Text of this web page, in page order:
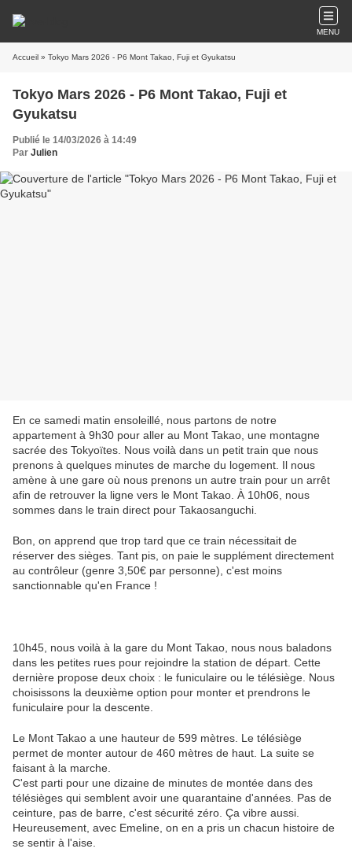
MENU
Accueil » Tokyo Mars 2026 - P6 Mont Takao, Fuji et Gyukatsu
Tokyo Mars 2026 - P6 Mont Takao, Fuji et
Gyukatsu
Publié le 14/03/2026 à 14:49
Par Julien
En ce samedi matin ensoleillé, nous partons de notre
appartement à 9h30 pour aller au Mont Takao, une montagne
sacrée des Tokyoïtes. Nous voilà dans un petit train que nous
prenons à quelques minutes de marche du logement. Il nous
amène à une gare où nous prenons un autre train pour un arrêt
afin de retrouver la ligne vers le Mont Takao. À 10h06, nous
sommes dans le train direct pour Takaosanguchi.
Bon, on apprend que trop tard que ce train nécessitait de
réserver des sièges. Tant pis, on paie le supplément directement
au contrôleur (genre 3,50€ par personne), c'est moins
sanctionnable qu'en France !
10h45, nous voilà à la gare du Mont Takao, nous nous baladons
dans les petites rues pour rejoindre la station de départ. Cette
dernière propose deux choix : le funiculaire ou le télésiège. Nous
choisissons la deuxième option pour monter et prendrons le
funiculaire pour la descente.
Le Mont Takao a une hauteur de 599 mètres. Le télésiège
permet de monter autour de 460 mètres de haut. La suite se
faisant à la marche.
C'est parti pour une dizaine de minutes de montée dans des
télésièges qui semblent avoir une quarantaine d'années. Pas de
ceinture, pas de barre, c'est sécurité zéro. Ça vibre aussi.
Heureusement, avec Emeline, on en a pris un chacun histoire de
se sentir à l'aise.